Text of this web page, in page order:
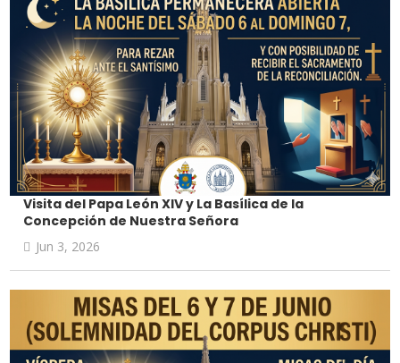
Visita del Papa León XIV y La Basílica de la
Concepción de Nuestra Señora
Jun 3, 2026